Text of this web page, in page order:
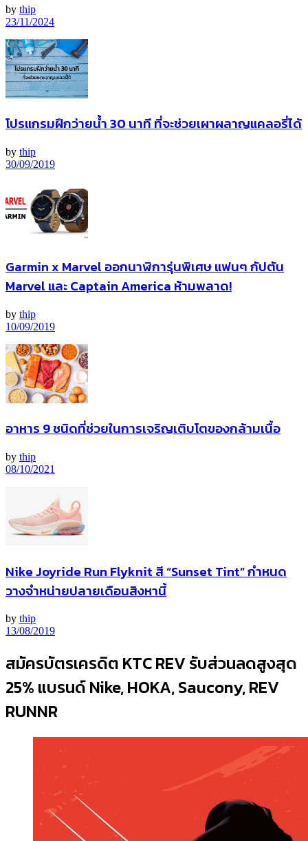
by thip
23/11/2024
โปรแกรมฝึกว่ายน้ำ 30 นาที ที่จะช่วยเผาผลาญแคลอรี่ได้
by thip
30/09/2019
Garmin x Marvel ออกนาฬิการุ่นพิเศษ แฟนๆ กัปตัน
Marvel และ Captain America ห้ามพลาด!
by thip
10/09/2019
อาหาร 9 ชนิดที่ช่วยในการเจริญเติบโตของกล้ามเนื้อ
by thip
08/10/2021
Nike Joyride Run Flyknit สี “Sunset Tint” กำหนด
วางจำหน่ายปลายเดือนสิงหานี้
by thip
13/08/2019
สมัครบัตรเครดิต KTC REV รับส่วนลดสูงสุด
25% แบรนด์ Nike, HOKA, Saucony, REV
RUNNR